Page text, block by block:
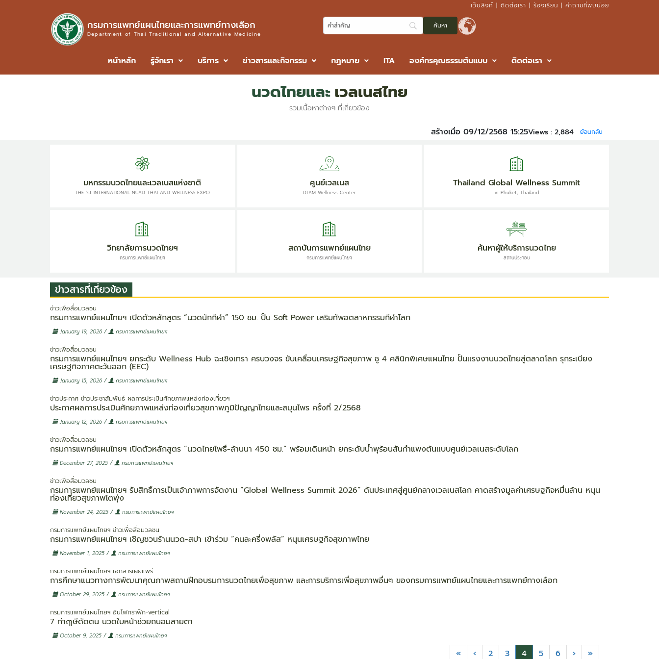
เว็บลิงก์ | ติดต่อเรา | ร้องเรียน | คำถามที่พบบ่อย
กรมการแพทย์แผนไทยและการแพทย์ทางเลือก
Department of Thai Traditional and Alternative Medicine
หน้าหลัก รู้จักเรา บริการ ข่าวสารและกิจกรรม กฎหมาย ITA องค์กรคุณธรรมต้นแบบ ติดต่อเรา
นวดไทยและเวลเนสไทย
รวมเนื้อหาต่างๆ ที่เกี่ยวข้อง
สร้างเมื่อ 09/12/2568 15:25Views : 2,884 ย้อนกลับ
มหกรรมนวดไทยและเวลเนสแห่งชาติ
THE 1st INTERNATIONAL NUAD THAI AND WELLNESS EXPO
ศูนย์เวลเนส
DTAM Wellness Center
Thailand Global Wellness Summit
in Phuket, Thailand
วิทยาลัยการนวดไทยฯ
กรมการแพทย์แผนไทยฯ
สถาบันการแพทย์แผนไทย
กรมการแพทย์แผนไทยฯ
ค้นหาผู้ให้บริการนวดไทย
สถานประกอบ
ข่าวสารที่เกี่ยวข้อง
ข่าวเพื่อสื่อมวลชน
กรมการแพทย์แผนไทยฯ เปิดตัวหลักสูตร “นวดนักกีฬา” 150 ชม. ปั้น Soft Power เสริมทัพอตสาหกรรมกีฬาโลก
January 19, 2026 / กรมการแพทย์แผนไทยฯ
ข่าวเพื่อสื่อมวลชน
กรมการแพทย์แผนไทยฯ ยกระดับ Wellness Hub ฉะเชิงเทรา ครบวงจร ขับเคลื่อนเศรษฐกิจสุขภาพ ชู 4 คลินิกพิเศษแผนไทย ปั้นแรงงานนวดไทยสู่ตลาดโลก รุกระเบียง
เศรษฐกิจภาคตะวันออก (EEC)
January 15, 2026 / กรมการแพทย์แผนไทยฯ
ข่าวประกาศ ข่าวประชาสัมพันธ์ ผลการประเมินศักยภาพแหล่งท่องเที่ยวฯ
ประกาศผลการประเมินศักยภาพแหล่งท่องเที่ยวสุขภาพภูมิปัญญาไทยและสมุนไพร ครั้งที่ 2/2568
January 12, 2026 / กรมการแพทย์แผนไทยฯ
ข่าวเพื่อสื่อมวลชน
กรมการแพทย์แผนไทยฯ เปิดตัวหลักสูตร “นวดไทยโพธิ์-ล้านนา 450 ชม.” พร้อมเดินหน้า ยกระดับน้ำพุร้อนสันกำแพงต้นแบบศูนย์เวลเนสระดับโลก
December 27, 2025 / กรมการแพทย์แผนไทยฯ
ข่าวเพื่อสื่อมวลชน
กรมการแพทย์แผนไทยฯ รับสิทธิ์การเป็นเจ้าภาพการจัดงาน “Global Wellness Summit 2026” ดันประเทศสู่ศูนย์กลางเวลเนสโลก คาดสร้างมูลค่าเศรษฐกิจหมื่นล้าน หนุน
ท่องเที่ยวสุขภาพโตพุ่ง
November 24, 2025 / กรมการแพทย์แผนไทยฯ
กรมการแพทย์แผนไทยฯ ข่าวเพื่อสื่อมวลชน
กรมการแพทย์แผนไทยฯ เชิญชวนร้านนวด-สปา เข้าร่วม “คนละครี่งพลัส” หนุนเศรษฐกิจสุขภาพไทย
November 1, 2025 / กรมการแพทย์แผนไทยฯ
กรมการแพทย์แผนไทยฯ เอกสารเผยแพร่
การศึกษาแนวทางการพัฒนาคุณภาพสถานฝึกอบรมการนวดไทยเพื่อสุขภาพ และการบริการเพื่อสุขภาพอื่นๆ ของกรมการแพทย์แผนไทยและการแพทย์ทางเลือก
October 29, 2025 / กรมการแพทย์แผนไทยฯ
กรมการแพทย์แผนไทยฯ อินโฟกราฟิก-vertical
7 ท่าฤๅษีดัดตน นวดใบหน้าช่วยถนอมสายตา
October 9, 2025 / กรมการแพทย์แผนไทยฯ
« ‹ 2 3 4 5 6 › »